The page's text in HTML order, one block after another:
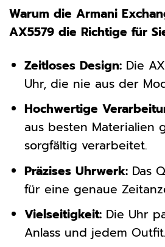
Warum die Armani
AX5579 die Richtige für
Zeitloses Design:Die
Uhr, die nie aus der
Hochwertige
aus besten Materialien
sorgfältig verarbeitet.
Präzises Uhrwerk:Das
für eine genaue
Vielseitigkeit:Die Uhr
Anlass und jedem Outfit.